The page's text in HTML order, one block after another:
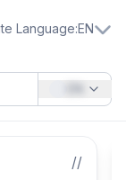
Language:EN
//